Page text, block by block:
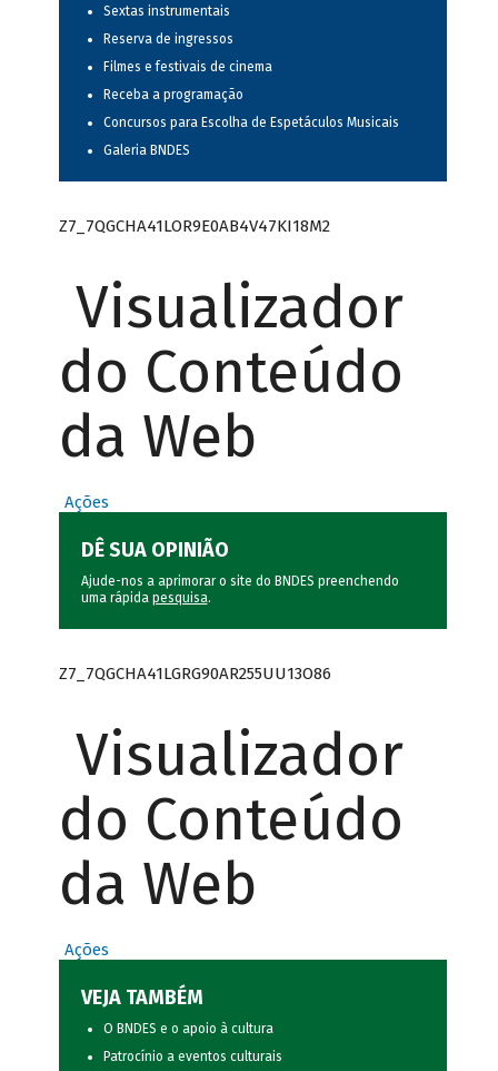
Sextas instrumentais
Reserva de ingressos
Filmes e festivais de cinema
Receba a programação
Concursos para Escolha de Espetáculos Musicais
Galeria BNDES
Z7_7QGCHA41LOR9E0AB4V47KI18M2
Visualizador
do Conteúdo
da Web
Ações
DÊ SUA OPINIÃO
Ajude-nos a aprimorar o site do BNDES preenchendo
uma rápida pesquisa.
Z7_7QGCHA41LGRG90AR255UU13O86
Visualizador
do Conteúdo
da Web
Ações
VEJA TAMBÉM
O BNDES e o apoio à cultura
Patrocínio a eventos culturais